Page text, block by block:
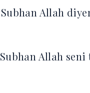
Subhan Allah
Subhan Allah